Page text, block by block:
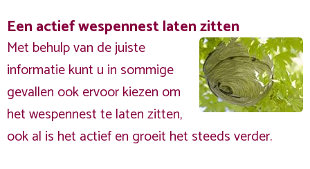
Een actief wespennest laten zitten
Met behulp van de juiste
informatie kunt u in sommige
gevallen ook ervoor kiezen om
het wespennest te laten zitten,
ook al is het actief en groeit het steeds verder.